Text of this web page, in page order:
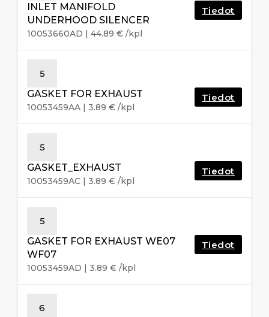
INLET MANIFOLD
UNDERHOOD SILENCER
10053660AD | 44.89 € /kpl
Tiedot
5
GASKET FOR EXHAUST
10053459AA | 3.89 € /kpl
Tiedot
5
GASKET_EXHAUST
10053459AC | 3.89 € /kpl
Tiedot
5
GASKET FOR EXHAUST WE07
WF07
10053459AD | 3.89 € /kpl
Tiedot
6